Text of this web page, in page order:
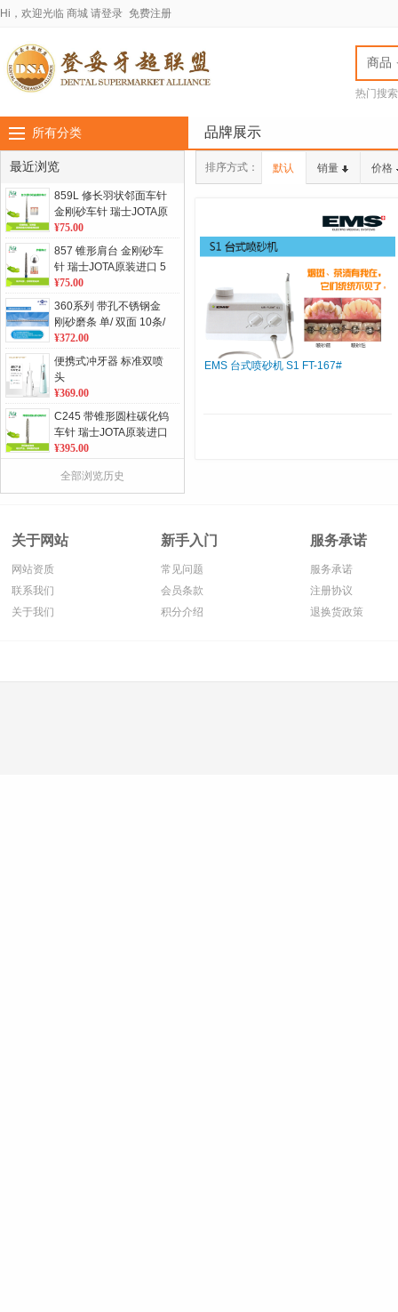
Hi，欢迎光临 商城 请登录 免费注册
商品
热门搜
所有分类 品牌展示
最近浏览
859L 修长羽状邻面车针
金刚砂车针 瑞士JOTA原
装进口 5支/板 单位：板
¥75.00
857 锥形肩台 金刚砂车
针 瑞士JOTA原装进口 5
支/板 单位：板
¥75.00
360系列 带孔不锈钢金
刚砂磨条 单/ 双面 10条/
包
¥372.00
便携式冲牙器 标准双喷
头
¥369.00
C245 带锥形圆柱碳化钨
车针 瑞士JOTA原装进口
5支/板 单位：板
¥395.00
277 微粒长颈 金刚砂球
JOTA原装进口 2支/板 单
砂车针 瑞士JOTA原装进
全部浏览历史
排序方式： 默认 销量 价格
EMS 台式喷砂机 S1 FT-167#
关于网站
网站资质
联系我们
关于我们
新手入门
常见问题
会员条款
积分介绍
服务承诺
服务承诺
注册协议
退换货政策